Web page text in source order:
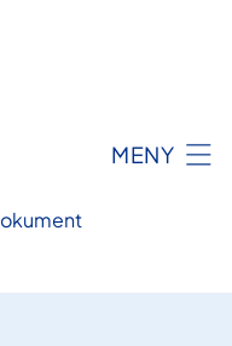
MENY